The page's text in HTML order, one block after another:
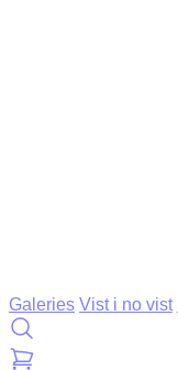
Galeries Vist i no vist